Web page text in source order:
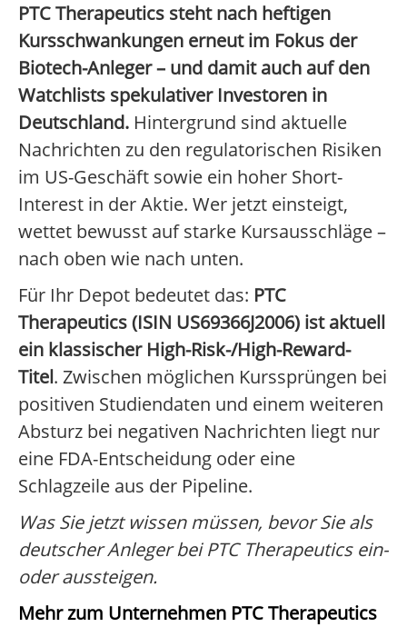
PTC Therapeutics steht nach heftigen
Kursschwankungen erneut im Fokus der
Biotech-Anleger – und damit auch auf den
Watchlists spekulativer Investoren in
Deutschland. Hintergrund sind aktuelle
Nachrichten zu den regulatorischen Risiken
im US-Geschäft sowie ein hoher Short-
Interest in der Aktie. Wer jetzt einsteigt,
wettet bewusst auf starke Kursausschläge –
nach oben wie nach unten.
Für Ihr Depot bedeutet das: PTC
Therapeutics (ISIN US69366J2006) ist aktuell
ein klassischer High-Risk-/High-Reward-
Titel. Zwischen möglichen Kurssprüngen bei
positiven Studiendaten und einem weiteren
Absturz bei negativen Nachrichten liegt nur
eine FDA-Entscheidung oder eine
Schlagzeile aus der Pipeline.
Was Sie jetzt wissen müssen, bevor Sie als
deutscher Anleger bei PTC Therapeutics ein-
oder aussteigen.
Mehr zum Unternehmen PTC Therapeutics